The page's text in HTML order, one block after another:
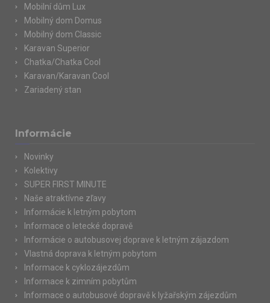
Mobilní dům Lux
Mobilný dom Domus
Mobilný dom Classic
Karavan Superior
Chatka/Chatka Cool
Karavan/Karavan Cool
Zariadený stan
Informácie
Novinky
Kolektivy
SUPER FIRST MINUTE
Naše atraktívne zľavy
Informácie k letným pobytom
Informace o letecké dopravě
Informácie o autobusovej doprave k letným zájazdom
Vlastná doprava k letným pobytom
Informace k cyklozájezdům
Informace k zimním pobytům
Informace o autobusové dopravě k lyžařským zájezdům